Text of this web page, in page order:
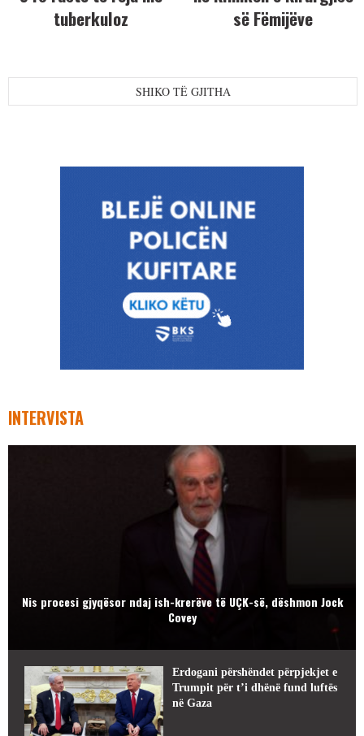
tuberkuloz
së Fëmijëve
SHIKO TË GJITHA
INTERVISTA
Nis procesi gjyqësor ndaj ish-krerëve të UÇK-së, dëshmon Jock
Covey
Erdogani përshëndet përpjekjet e
Trumpit për t’i dhënë fund luftës
në Gaza